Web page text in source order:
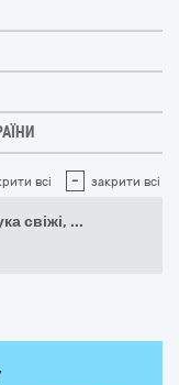
всі - закрити всі
свіжі, ...